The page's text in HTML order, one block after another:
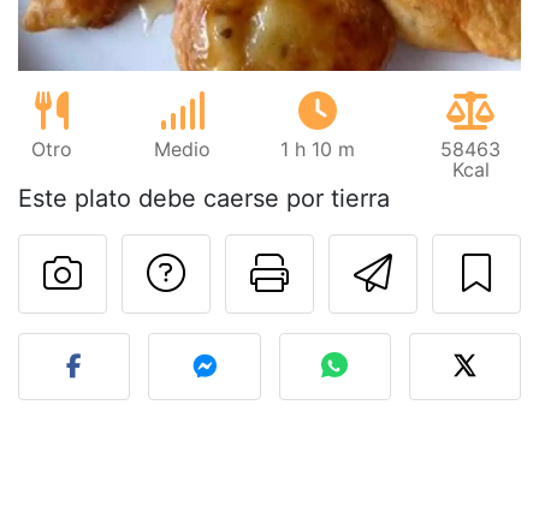
Otro Medio 1 h 10 m
58463
Kcal
Este plato debe caerse por tierra
Imprimir
Preguntar al autor
Publicar la foto de esta